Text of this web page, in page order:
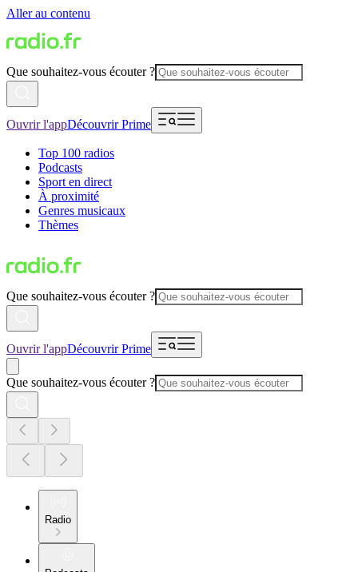
Aller au contenu
Que souhaitez-vous écouter ?
Ouvrir l'appDécouvrir Prime
Top 100 radios
Podcasts
Sport en direct
À proximité
Genres musicaux
Thèmes
Que souhaitez-vous écouter ?
Ouvrir l'appDécouvrir Prime
Que souhaitez-vous écouter ?
Radio